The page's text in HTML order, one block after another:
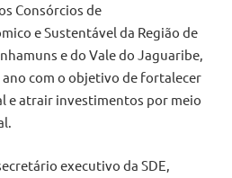
Consórcios de
e Sustentável da Região de
e do Vale do Jaguaribe,
ano com o objetivo de fortalecer
e atrair investimentos por meio
executivo da SDE,